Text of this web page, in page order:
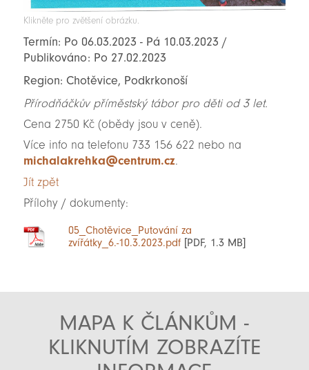
Klikněte pro zvětšení obrázku.
Termín: Po 06.03.2023 - Pá 10.03.2023 /
Publikováno: Po 27.02.2023
Region: Chotěvice, Podkrkonoší
Přírodňáčkův příměstský tábor pro děti od 3 let.
Cena 2750 Kč (obědy jsou v ceně).
Více info na telefonu 733 156 622 nebo na
michalakrehka@centrum.cz.
Jít zpět
Přílohy / dokumenty:
05_Chotěvice_Putování za
zvířátky_6.-10.3.2023.pdf[PDF, 1.3 MB]
MAPA K ČLÁNKŮM -
KLIKNUTÍM ZOBRAZÍTE